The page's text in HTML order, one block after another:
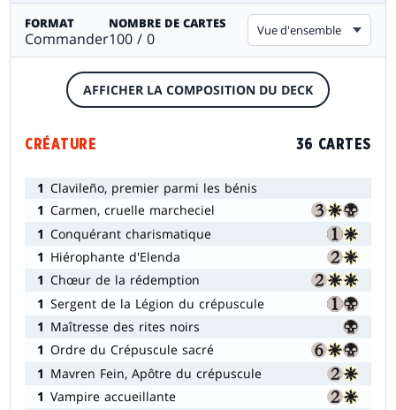
FORMAT
Commander
NOMBRE DE CARTES
100 / 0 Vue d'ensemble
AFFICHER LA COMPOSITION DU DECK
CRÉATURE 36 CARTES
1 Clavileño, premier parmi les bénis
1 Carmen, cruelle marcheciel
1 Conquérant charismatique
1 Hiérophante d'Elenda
1 Chœur de la rédemption
1 Sergent de la Légion du crépuscule
1 Maîtresse des rites noirs
1 Ordre du Crépuscule sacré
1 Mavren Fein, Apôtre du crépuscule
1 Vampire accueillante